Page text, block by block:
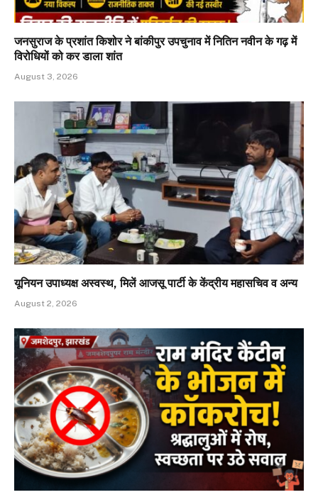
जनसुराज के प्रशांत किशोर ने बांकीपुर उपचुनाव में नितिन नवीन के गढ़ में
विरोधियों को कर डाला शांत
August 3, 2026
यूनियन उपाध्यक्ष अस्वस्थ, मिलें आजसू पार्टी के केंद्रीय महासचिव व अन्य
August 2, 2026